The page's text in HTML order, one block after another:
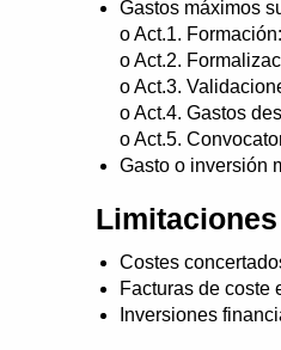
Gastos máximos
o Act.1.
o Act.2.
o Act.3.
o Act.4. Gastos
o Act.5.
Gasto o inversión
Costes
Facturas de coste
Inversiones